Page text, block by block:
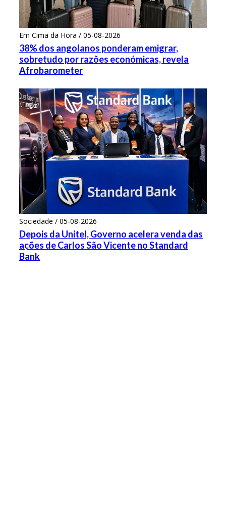
Em Cima da Hora / 05-08-2026
38% dos angolanos ponderam emigrar,
sobretudo por razões económicas, revela
Afrobarometer
Sociedade / 05-08-2026
Depois da Unitel, Governo acelera venda das
ações de Carlos São Vicente no Standard
Bank